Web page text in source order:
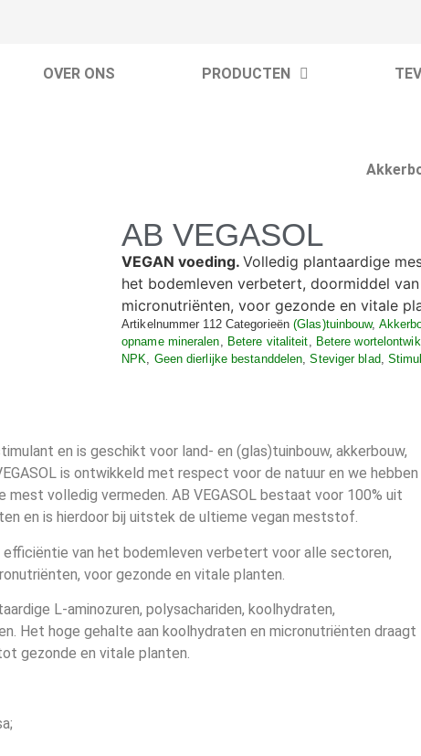
OVER ONS PRODUCTEN
AB VEGASOL
VEGAN voeding. Volledig plantaardige
het bodemleven verbetert, doormiddel
micronutriënten, voor gezonde en vitale
Artikelnummer 112 Categorieën (Glas)tuinbouw,
opname mineralen, Betere vitaliteit, Betere
NPK, Geen dierlijke bestanddelen,Steviger blad,
en is geschikt voor land- en (glas)tuinbouw, akkerbouw,
is ontwikkeld met respect voor de natuur en we hebben
volledig vermeden. AB VEGASOL bestaat voor 100% uit
en is hierdoor bij uitstek de ultieme vegan meststof.
van het bodemleven verbetert voor alle sectoren,
voor gezonde en vitale planten.
L-aminozuren, polysachariden, koolhydraten,
Het hoge gehalte aan koolhydraten en micronutriënten draagt
gezonde en vitale planten.